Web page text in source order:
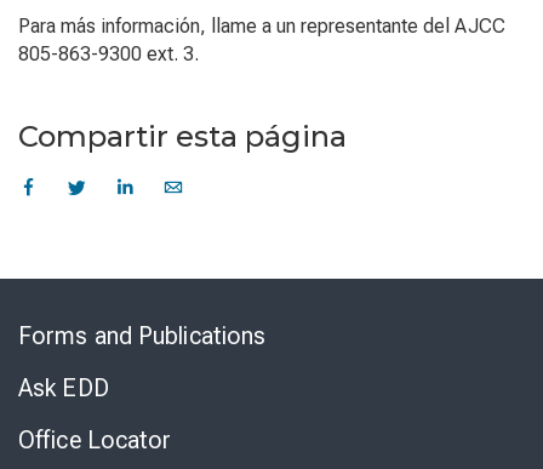
Para más información, llame a un representante del AJCC
805-863-9300 ext. 3.
Compartir esta página
Forms and Publications
Ask EDD
Office Locator